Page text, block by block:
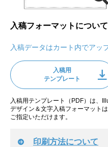
入稿フォーマットについて
入稿データはカート内でアッ
入稿用
テンプレート
入稿用テンプレート（PDF）は、
デザイン＆文字入稿フォーマット
ご指定いただけます。
印刷方法について